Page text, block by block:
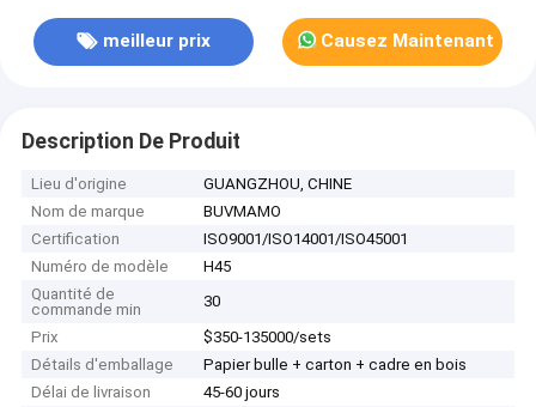
meilleur prix Causez Maintenant
Description De Produit
Lieu d'origine
GUANGZHOU, CHINE
Nom de marque
BUVMAMO
Certification
ISO9001/ISO14001/ISO45001
Numéro de modèle
H45
Quantité de
commande min
30
Prix
$350-135000/sets
Détails d'emballage
Papier bulle + carton + cadre en bois
Délai de livraison
45-60 jours